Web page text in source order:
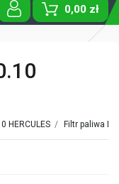
0,00 zł
Toggle
HERCULES / Filtr paliwa